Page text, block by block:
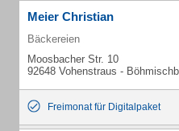
Meier Christian
Bäckereien
Moosbacher Str. 10
92648 Vohenstraus -
Freimonat für Digitalpaket